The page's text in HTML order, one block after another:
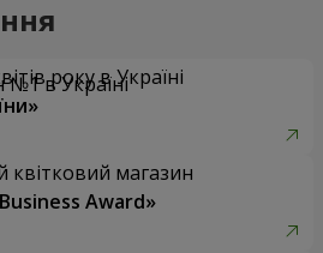
року в Україні
магазин
Award»